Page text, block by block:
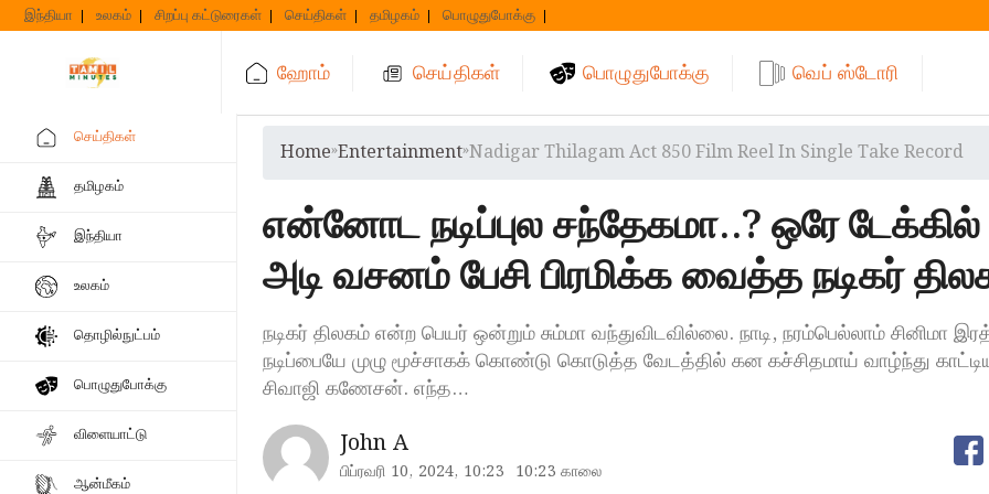
Skip
to
இந்தியா உலகம் சிறப்பு கட்டுரைகள் செய்திகள் தமிழகம் பொழுதுபோக்கு
ஹோம் செய்திகள் பொழுதுபோக்கு வெப் ஸ்டோரி
செய்திகள்
தமிழகம்
இந்தியா
உலகம்
தொழில்நுட்பம்
பொழுதுபோக்கு
விளையாட்டு
ஆன்மீகம்
Home»Entertainment»Nadigar Thilagam Act 850 Film Reel In Single Take Record
என்னோட நடிப்புல சந்தேகமா..? ஒரே
அடி வசனம் பேசி பிரமிக்க வைத்த நடிகர்
நடிகர் திலகம் என்ற பெயர் ஒன்றும் சும்மா வந்துவிடவில்லை. நாடி, நரம்பெல்லாம் சினிமா
நடிப்பையே முழு மூச்சாகக் கொண்டு கொடுத்த வேடத்தில் கன கச்சிதமாய் வாழ்ந்து
சிவாஜி கணேசன். எந்த…
John A
பிப்ரவரி 10, 2024, 10:23 10:23 காலை